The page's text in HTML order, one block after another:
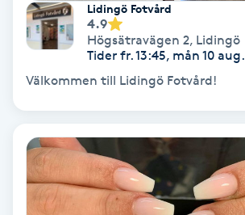
Celluliter
Color correction
Cryoterapi
Lidingö Fotvård
4.9
Högsätravägen 2, Lidingö
Tider fr. 13:45, mån 10 aug.
Välkommen till Lidingö Fotvård!